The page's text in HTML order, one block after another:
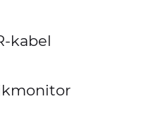
kabel